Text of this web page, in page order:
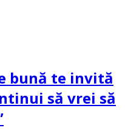
bună te invită
să vrei să